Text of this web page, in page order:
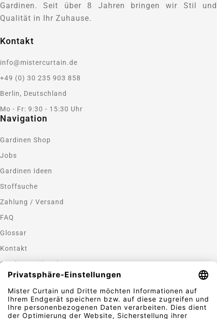
Gardinen. Seit über 8 Jahren bringen wir Stil und
Qualität in Ihr Zuhause.
Kontakt
info@mistercurtain.de
+49 (0) 30 235 903 858
Berlin, Deutschland
Mo - Fr: 9:30 - 15:30 Uhr
Navigation
Gardinen Shop
Jobs
Gardinen Ideen
Stoffsuche
Zahlung / Versand
FAQ
Glossar
Kontakt
Gardinen nähen lassen
Zahlungsmethoden